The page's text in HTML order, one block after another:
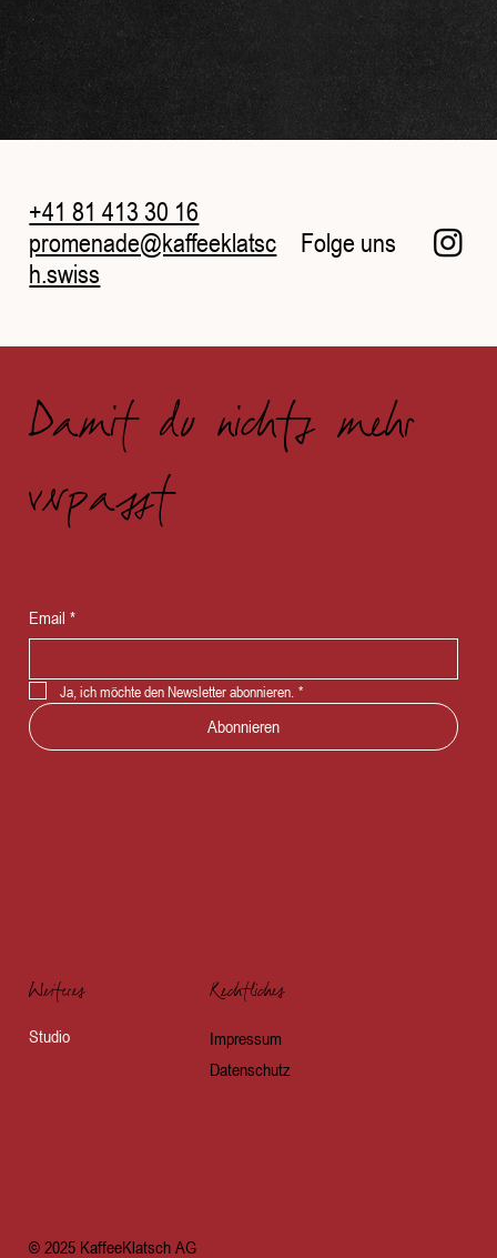
+41 81 413 30 16
promenade@kaffeeklatsc
h.swiss
Folge uns
Damit du nichts mehr
verpasst
Email *
Ja, ich möchte den Newsletter abonnieren. *
Abonnieren
Weiteres
Studio
Rechtliches
Impressum
Datenschutz
© 2025 KaffeeKlatsch AG